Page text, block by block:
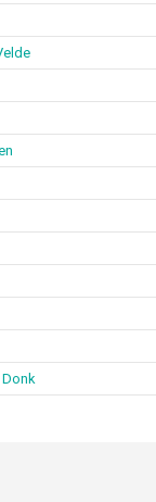
Donk